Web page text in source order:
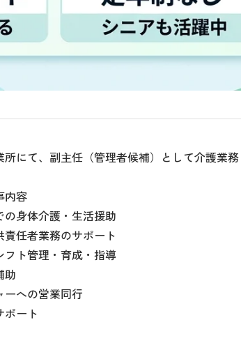
所にて、副主任（管理者候補）として介護業
内容
の身体介護・生活援助
責任者業務のサポート
フト管理・育成・指導
助
ーへの営業同行
ポート